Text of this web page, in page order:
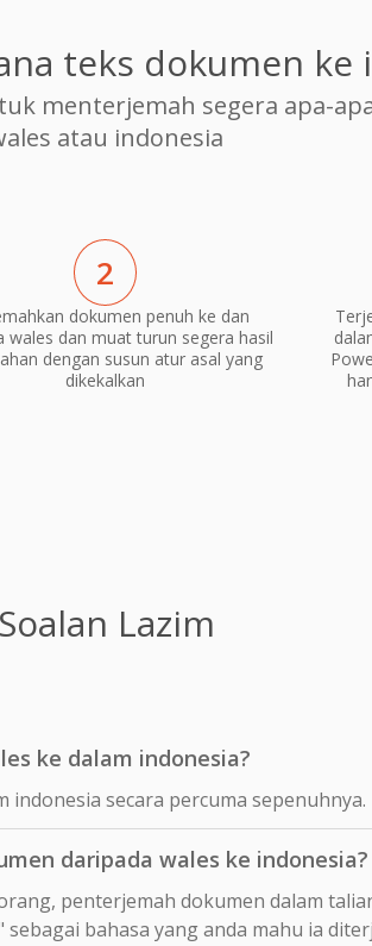
teks dokumen ke
menterjemah segera apa-
atau indonesia
2
dokumen penuh ke dan
wales dan muat turun segera hasil
dengan susun atur asal yang
dikekalkan
Soalan Lazim
ke dalam indonesia?
indonesia secara percuma sepenuhnya.
daripada wales ke indonesia?
penterjemah dokumen dalam
bahasa yang anda mahu ia